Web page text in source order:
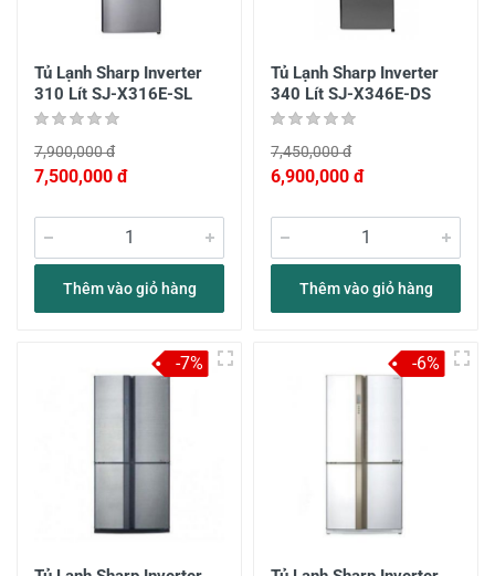
Tủ Lạnh Sharp Inverter
310 Lít SJ-X316E-SL
7,900,000 đ
7,500,000 đ
Thêm vào giỏ hàng
Tủ Lạnh Sharp Inverter
340 Lít SJ-X346E-DS
7,450,000 đ
6,900,000 đ
Thêm vào giỏ hàng
-7% -6%